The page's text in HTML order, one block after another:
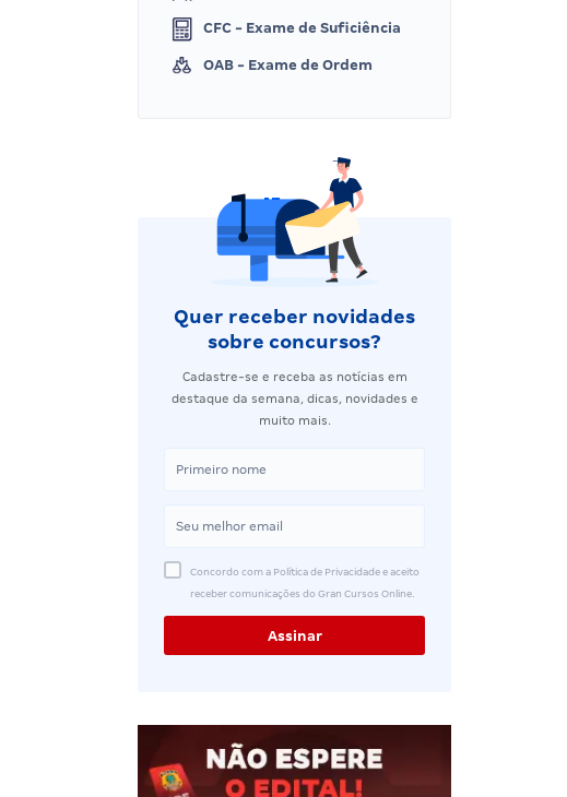
CFC - Exame de Suficiência
OAB - Exame de Ordem
Quer receber novidades
sobre concursos?
Cadastre-se e receba as notícias em
destaque da semana, dicas, novidades e
muito mais.
Concordo com a Política de Privacidade e aceito
receber comunicações do Gran Cursos Online.